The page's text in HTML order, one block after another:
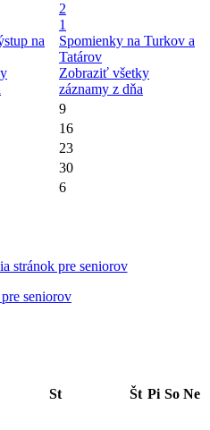
na
2
1
Spomienky na Turkov a
Tatárov
Zobraziť všetky
záznamy z dňa
9
16
23
30
6
stránok pre seniorov
St Št Pi So Ne